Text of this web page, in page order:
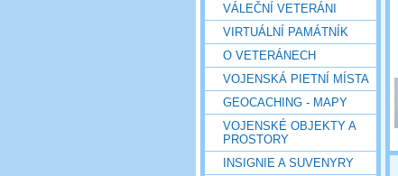
VÁLEČNÍ VETERÁNI
VIRTUÁLNÍ PAMÁTNÍK
O VETERÁNECH
VOJENSKÁ PIETNÍ MÍSTA
GEOCACHING - MAPY
VOJENSKÉ OBJEKTY A
PROSTORY
INSIGNIE A SUVENYRY